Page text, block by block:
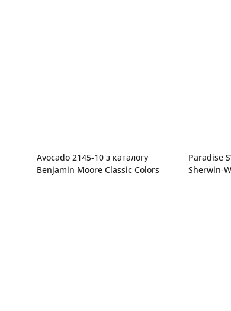
Avocado 2145-10 з каталогу
Benjamin Moore Classic Colors
Paradise
Sherwin-